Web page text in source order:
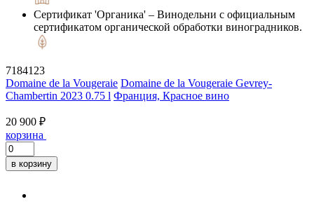
Сертификат 'Органика' – Винодельни с официальным
сертификатом органической обработки виноградников.
7184123
Domaine de la Vougeraie Domaine de la Vougeraie Gevrey-
Chambertin 2023 0.75 l Франция, Красное вино
20 900 ₽
корзина
в корзину